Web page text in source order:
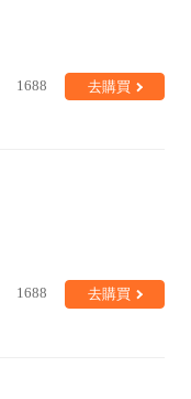
1688 去購買
1688 去購買